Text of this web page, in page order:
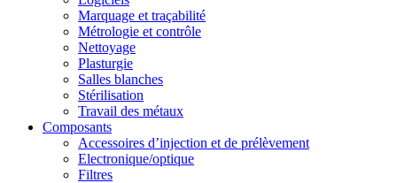
Marquage et traçabilité
Métrologie et contrôle
Nettoyage
Plasturgie
Salles blanches
Stérilisation
Travail des métaux
Composants
Accessoires d’injection et de prélèvement
Electronique/optique
Filtres